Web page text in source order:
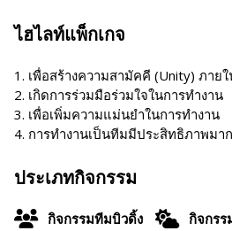
ไฮไลท์แพ็กเกจ
1. เพื่อสร้างความสามัคคี (Unity) ภาย
2. เกิดการร่วมมือร่วมใจในการทำงาน
3. เพื่อเพิ่มความแม่นยำในการทำงาน
4. การทำงานเป็นทีมมีประสิทธิภาพมา
ประเภทกิจกรรม
กิจกรรมทีมบิวดิ้ง
กิจกรร